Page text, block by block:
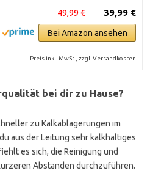
39,99 €
49,99 €
Bei Amazon ansehen
Preis inkl. MwSt., zzgl. Versandkosten
bei dir zu Hause?
zu Kalkablagerungen im
aus der Leitung sehr kalkhaltiges
es sich, die Reinigung und
Abständen durchzuführen.